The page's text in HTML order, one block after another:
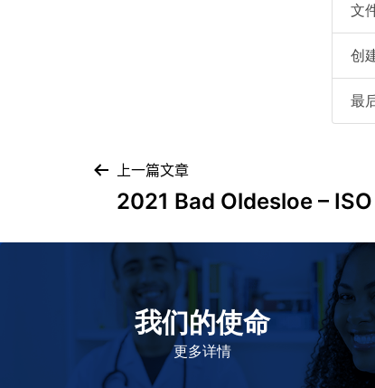
文
创
最
上一篇文章
2021 Bad Oldesloe –
我们的使命
更多详情
致力于提高患者的生命健康和质量